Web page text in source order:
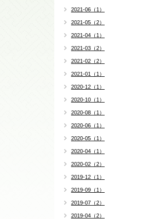
2021-06（1）
2021-05（2）
2021-04（1）
2021-03（2）
2021-02（2）
2021-01（1）
2020-12（1）
2020-10（1）
2020-08（1）
2020-06（1）
2020-05（1）
2020-04（1）
2020-02（2）
2019-12（1）
2019-09（1）
2019-07（2）
2019-04（2）